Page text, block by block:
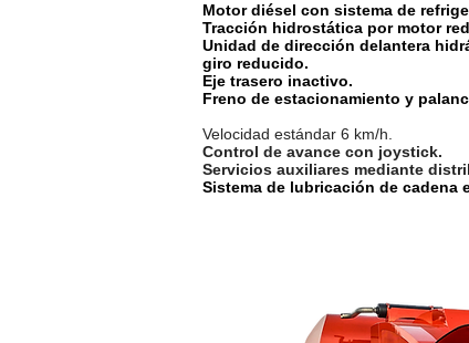
Motor diésel con sistema de
Tracción hidrostática por motor
Unidad de dirección delantera
giro reducido.
Eje trasero inactivo.
Freno de estacionamiento y
Velocidad estándar 6 km/h.
Control de avance con joystick.
Servicios auxiliares mediante
Sistema de lubricación de cadena